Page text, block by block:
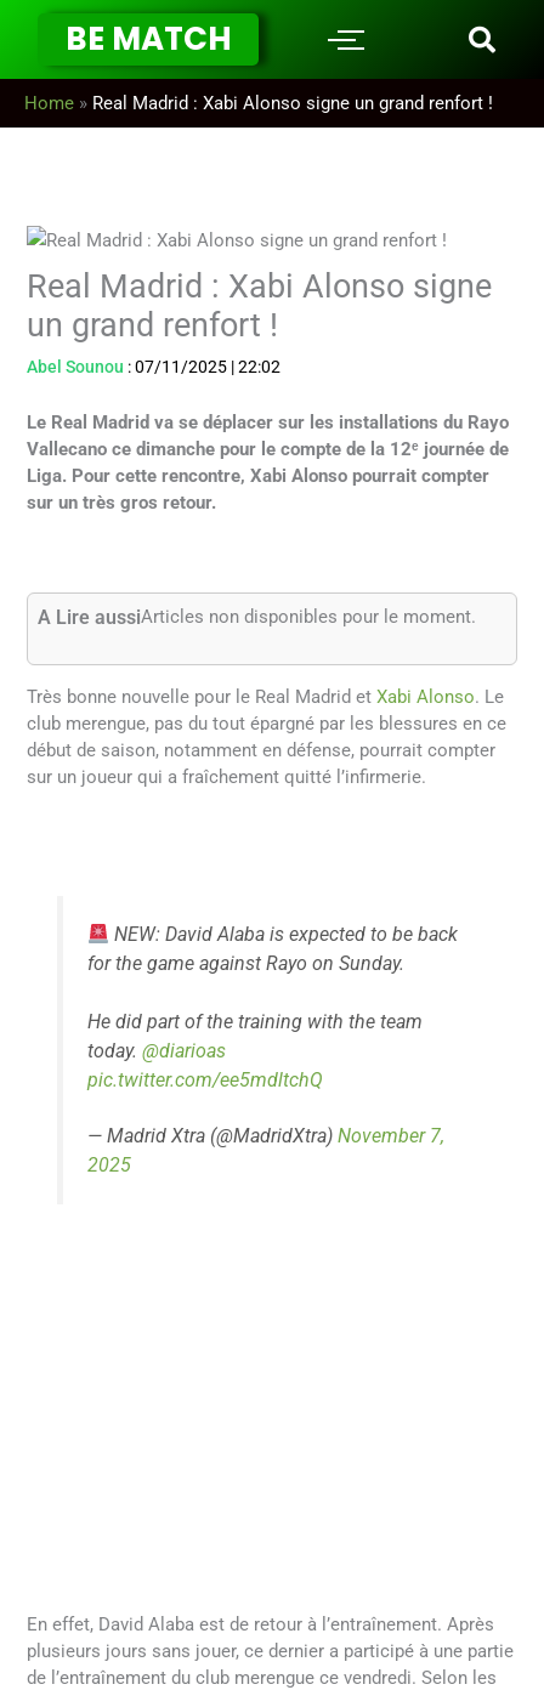
contenu
BE MATCH
Home » Real Madrid : Xabi Alonso signe un grand renfort !
Real Madrid : Xabi Alonso signe
un grand renfort !
Abel Sounou :07/11/2025 |22:02
Le Real Madrid va se déplacer sur les installations du Rayo
Vallecano ce dimanche pour le compte de la 12ᵉ journée de
Liga. Pour cette rencontre, Xabi Alonso pourrait compter
sur un très gros retour.
A Lire aussiArticles non disponibles pour le moment.
Très bonne nouvelle pour le Real Madrid et Xabi Alonso. Le
club merengue, pas du tout épargné par les blessures en ce
début de saison, notamment en défense, pourrait compter
sur un joueur qui a fraîchement quitté l’infirmerie.
NEW: David Alaba is expected to be back
for the game against Rayo on Sunday.
He did part of the training with the team
today. @diarioas
pic.twitter.com/ee5mdltchQ
— Madrid Xtra (@MadridXtra) November 7,
2025
En effet, David Alaba est de retour à l’entraînement. Après
plusieurs jours sans jouer, ce dernier a participé à une partie
de l’entraînement du club merengue ce vendredi. Selon les